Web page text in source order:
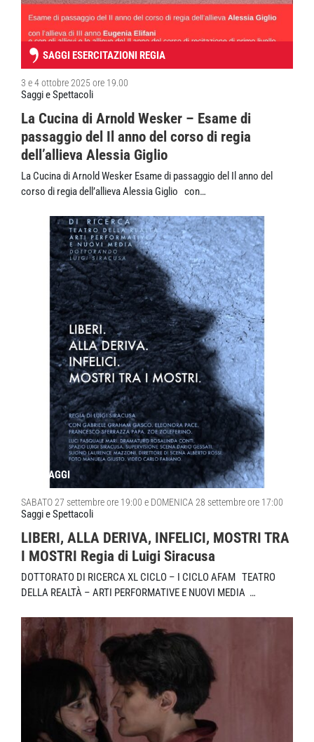
SAGGI ESERCITAZIONI REGIA
3 e 4 ottobre 2025 ore 19.00
Saggi e Spettacoli
La Cucina di Arnold Wesker – Esame di
passaggio del Il anno del corso di regia
dell’allieva Alessia Giglio
La Cucina di Arnold Wesker Esame di passaggio del Il anno del
corso di regia dell’allieva Alessia Giglio con…
SAGGI
SABATO 27 settembre ore 19:00 e DOMENICA 28 settembre ore 17:00
Saggi e Spettacoli
LIBERI, ALLA DERIVA, INFELICI, MOSTRI TRA
I MOSTRI Regia di Luigi Siracusa
DOTTORATO DI RICERCA XL CICLO – I CICLO AFAM TEATRO
DELLA REALTÀ – ARTI PERFORMATIVE E NUOVI MEDIA …